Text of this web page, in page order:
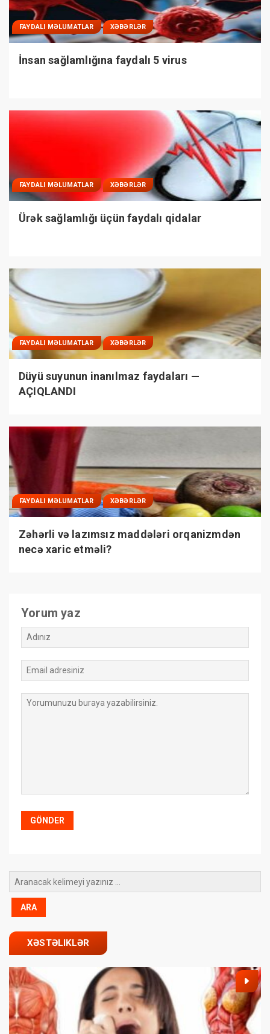
FAYDALI MƏLUMATLAR XƏBƏRLƏR
İnsan sağlamlığına faydalı 5 virus
FAYDALI MƏLUMATLAR XƏBƏRLƏR
Ürək sağlamlığı üçün faydalı qidalar
FAYDALI MƏLUMATLAR XƏBƏRLƏR
Düyü suyunun inanılmaz faydaları —
AÇIQLANDI
FAYDALI MƏLUMATLAR XƏBƏRLƏR
Zəhərli və lazımsız maddələri orqanizmdən
necə xaric etməli?
Yorum yaz
XƏSTƏLIKLƏR